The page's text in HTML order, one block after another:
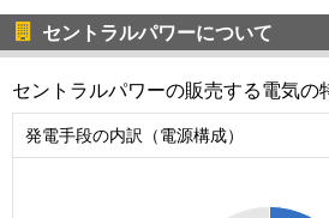
セントラルパワーについて
セントラルパワーの販売する電気の
発電手段の内訳（電源構成）